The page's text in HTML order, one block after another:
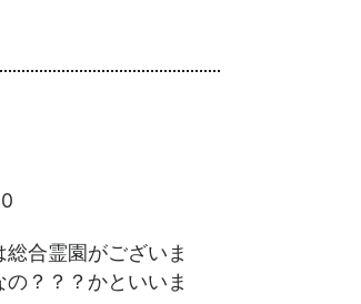
合霊園がございま
？？？かといいま